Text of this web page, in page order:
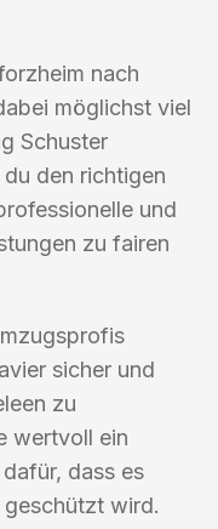
nach
möglichst viel
Schuster
den richtigen
und
zu fairen
sicher und
zu
wertvoll ein
dass es
wird.